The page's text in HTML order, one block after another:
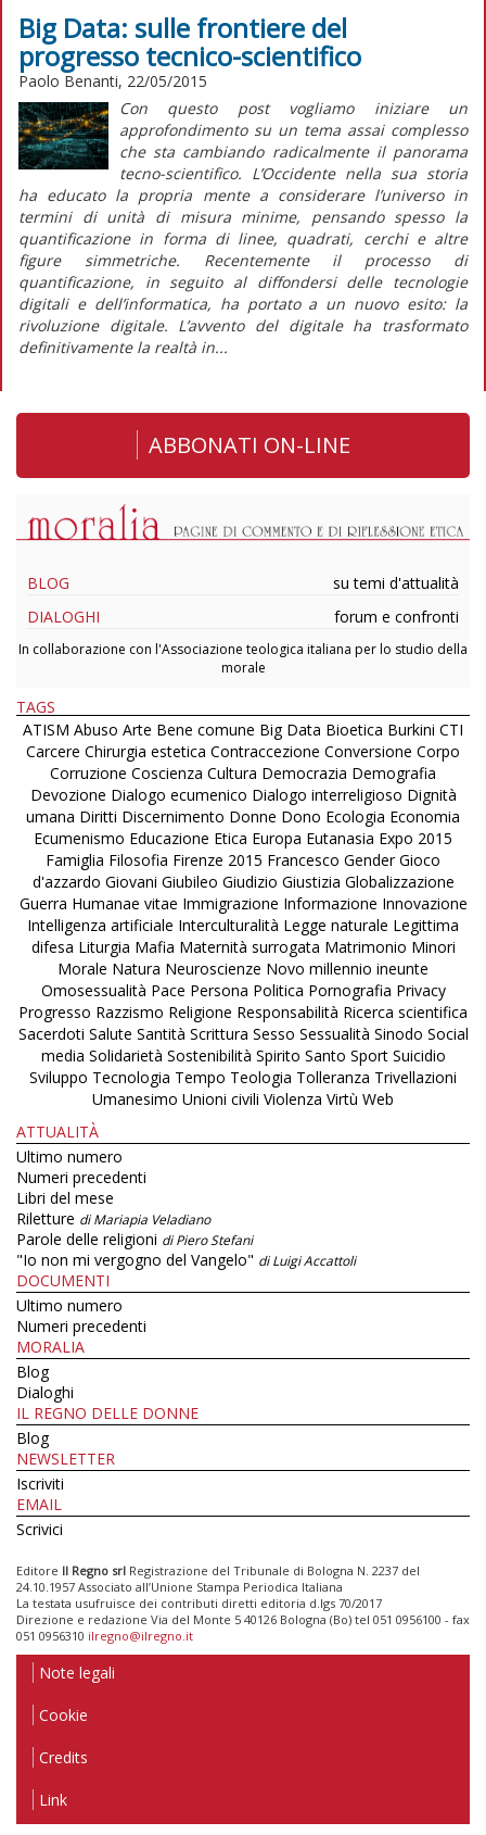
Big Data: sulle frontiere del
progresso tecnico-scientifico
Paolo Benanti, 22/05/2015
Con questo post vogliamo iniziare un
approfondimento su un tema assai complesso
che sta cambiando radicalmente il panorama
tecno-scientifico. L’Occidente nella sua storia
ha educato la propria mente a considerare l’universo in
termini di unità di misura minime, pensando spesso la
quantificazione in forma di linee, quadrati, cerchi e altre
figure simmetriche. Recentemente il processo di
quantificazione, in seguito al diffondersi delle tecnologie
digitali e dell’informatica, ha portato a un nuovo esito: la
rivoluzione digitale. L’avvento del digitale ha trasformato
definitivamente la realtà in...
ABBONATI ON-LINE
BLOG
su temi d'attualità
DIALOGHI
forum e confronti
In collaborazione con l'Associazione teologica italiana per lo studio della
morale
TAGS
ATISM Abuso Arte Bene comune Big Data Bioetica Burkini CTI
Carcere Chirurgia estetica Contraccezione Conversione Corpo
Corruzione Coscienza Cultura Democrazia Demografia
Devozione Dialogo ecumenico Dialogo interreligioso Dignità
umana Diritti Discernimento Donne Dono Ecologia Economia
Ecumenismo Educazione Etica Europa Eutanasia Expo 2015
Famiglia Filosofia Firenze 2015 Francesco Gender Gioco
d'azzardo Giovani Giubileo Giudizio Giustizia Globalizzazione
Guerra Humanae vitae Immigrazione Informazione Innovazione
Intelligenza artificiale Interculturalità Legge naturale Legittima
difesa Liturgia Mafia Maternità surrogata Matrimonio Minori
Morale Natura Neuroscienze Novo millennio ineunte
Omosessualità Pace Persona Politica Pornografia Privacy
Progresso Razzismo Religione Responsabilità Ricerca scientifica
Sacerdoti Salute Santità Scrittura Sesso Sessualità Sinodo Social
media Solidarietà Sostenibilità Spirito Santo Sport Suicidio
Sviluppo Tecnologia Tempo Teologia Tolleranza Trivellazioni
Umanesimo Unioni civili Violenza Virtù Web
ATTUALITÀ
Ultimo numero
Numeri precedenti
Libri del mese
Riletture di Mariapia Veladiano
Parole delle religioni di Piero Stefani
"Io non mi vergogno del Vangelo" di Luigi Accattoli
DOCUMENTI
Ultimo numero
Numeri precedenti
MORALIA
Blog
Dialoghi
IL REGNO DELLE DONNE
Blog
NEWSLETTER
Iscriviti
EMAIL
Scrivici
Editore Il Regno srl Registrazione del Tribunale di Bologna N. 2237 del
24.10.1957 Associato all’Unione Stampa Periodica Italiana
La testata usufruisce dei contributi diretti editoria d.lgs 70/2017
Direzione e redazione Via del Monte 5 40126 Bologna (Bo) tel 051 0956100 - fax
051 0956310 ilregno@ilregno.it
Note legali
Cookie
Credits
Link